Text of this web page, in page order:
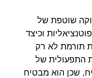
שוטפת של
וכיצד
תורמת לא רק
התפעולית של
שכן הוא מבטיח